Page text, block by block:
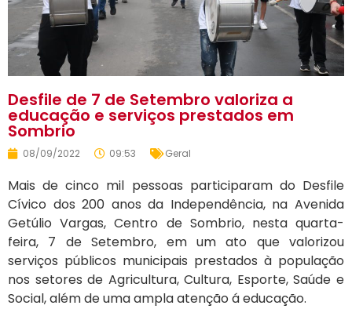
Desfile de 7 de Setembro valoriza a
educação e serviços prestados em
Sombrio
08/09/2022 09:53 Geral
Mais de cinco mil pessoas participaram do Desfile
Cívico dos 200 anos da Independência, na Avenida
Getúlio Vargas, Centro de Sombrio, nesta quarta-
feira, 7 de Setembro, em um ato que valorizou
serviços públicos municipais prestados à população
nos setores de Agricultura, Cultura, Esporte, Saúde e
Social, além de uma ampla atenção á educação.